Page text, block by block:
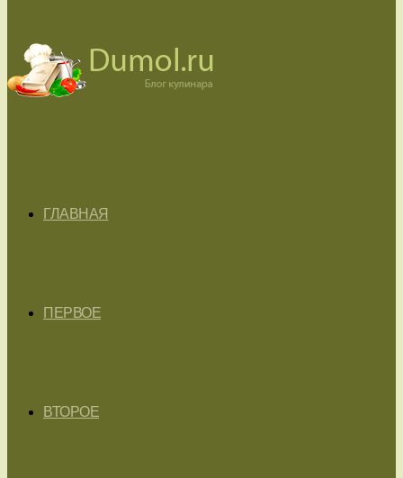
ГЛАВНАЯ
ПЕРВОЕ
ВТОРОЕ